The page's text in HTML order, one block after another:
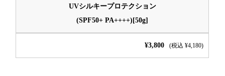
UVシルキープロテクション
(SPF50+ PA++++)[50g]
¥3,800 (税込 ¥4,180)